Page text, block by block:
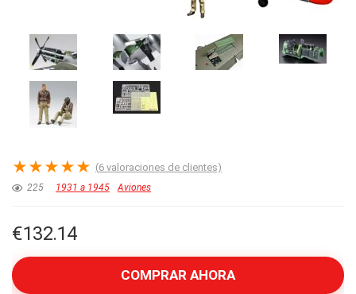
★★★★★ (6 valoraciones de clientes)
225 1931 a 1945 Aviones
€132.14
COMPRAR AHORA